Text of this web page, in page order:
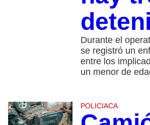
Durante el
se registró un
entre los
un menor de
POLICIACA